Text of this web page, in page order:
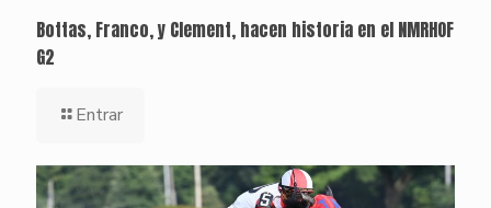
Bottas, Franco, y Clement, hacen historia en el NMRHOF
G2
Entrar